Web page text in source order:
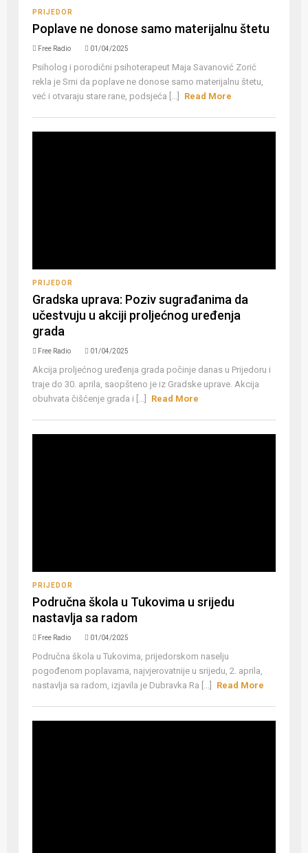
PRIJEDOR
Poplave ne donose samo materijalnu štetu
Free Radio 01/04/2025
Psiholog i porodični psihoterapeut Maja Savanović Zorić
rekla je Srni da poplave ne donose samo materijalnu štetu,
već i otvaraju stare rane, podsjeća [...]
Read More
PRIJEDOR
Gradska uprava: Poziv sugrađanima da
učestvuju u akciji proljećnog uređenja
grada
Free Radio 01/04/2025
Akcija proljećnog uređenja grada počinje danas u Prijedoru i
traje do 30. aprila, saopšteno je iz Gradske uprave. Akcija
obuhvata čišćenje grada i [...]
Read More
PRIJEDOR
Područna škola u Tukovima u srijedu
nastavlja sa radom
Free Radio 01/04/2025
Područna škola u Tukovima, prijedorskom naselju
pogođenom poplavama, najvjerovatnije u srijedu, 2. aprila,
nastavlja sa radom, izjavila je Dubravka Ra [...]
Read More